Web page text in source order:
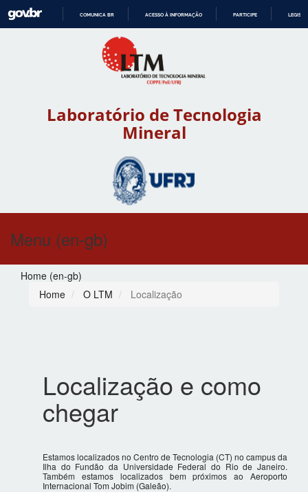
CONTEÚDO
COMUNICA BR ACESSO À INFORMAÇÃO PARTICIPE
Laboratório de Tecnologia
Mineral
Menu (en-gb)
Home (en-gb)
Home
O LTM Localização
Localização e como
chegar
Estamos localizados no Centro de Tecnologia (CT) no campus da
Ilha do Fundão da Universidade Federal do Rio de Janeiro.
Também estamos localizados bem próximos ao Aeroporto
Internacional Tom Jobim (Galeão).